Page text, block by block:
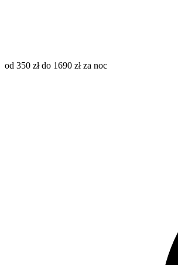
od 350 zł do 1690 zł za noc